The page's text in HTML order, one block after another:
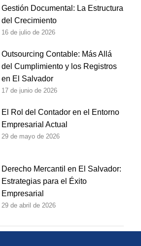
Gestión Documental: La Estructura
del Crecimiento
16 de julio de 2026
Outsourcing Contable: Más Allá
del Cumplimiento y los Registros
en El Salvador
17 de junio de 2026
El Rol del Contador en el Entorno
Empresarial Actual
29 de mayo de 2026
Derecho Mercantil en El Salvador:
Estrategias para el Éxito
Empresarial
29 de abril de 2026